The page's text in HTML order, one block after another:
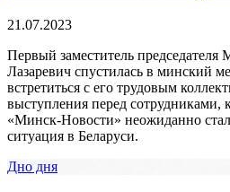
21.07.2023
Первый заместитель
Лазаревич спустилась в минский
встретиться с его трудовым
выступления перед сотрудниками,
«Минск-Новости» неожиданно
ситуация в Беларуси.
Дно дня